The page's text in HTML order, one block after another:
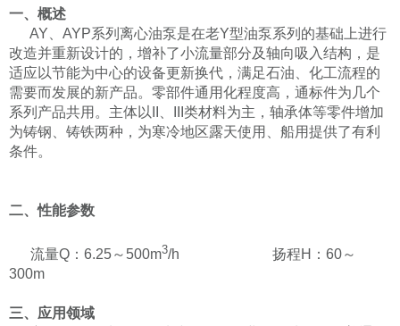
一、概述
AY、AYP系列离心油泵是在老Y型油泵系列的基础上进行
改造并重新设计的，增补了小流量部分及轴向吸入结构，是
适应以节能为中心的设备更新换代，满足石油、化工流程的
需要而发展的新产品。零部件通用化程度高，通标件为几个
系列产品共用。主体以II、III类材料为主，轴承体等零件增加
为铸钢、铸铁两种，为寒冷地区露天使用、船用提供了有利
条件。
二、性能参数
流量Q：6.25～500m3/h 扬程H：60～
300m
三、应用领域